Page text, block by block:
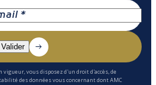
vous disposez d'un droit d'accès, de
des données vous concernant dont AMC